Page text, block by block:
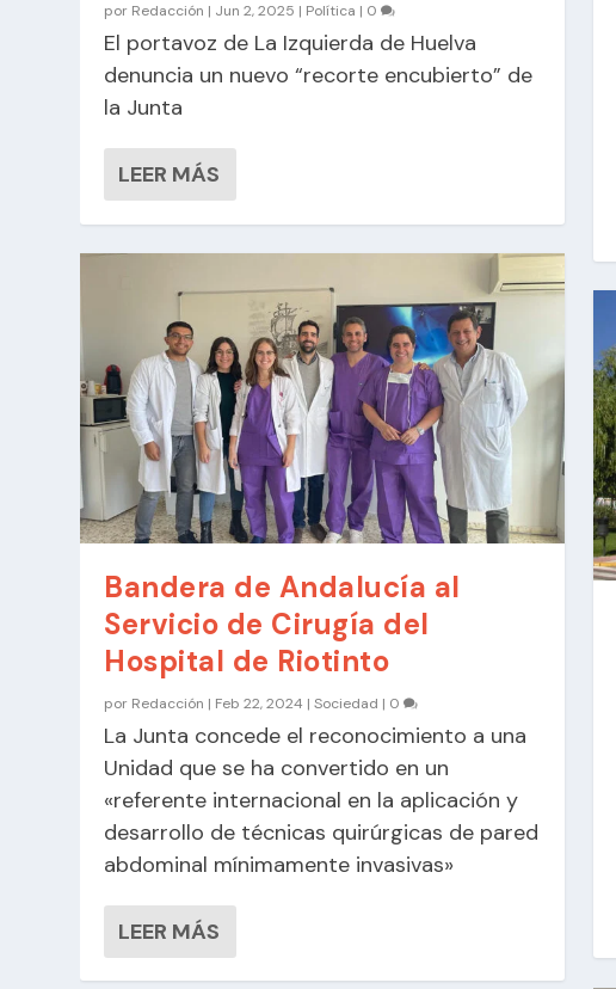
por Redacción | Jun 2, 2025 | Política | 0
El portavoz de La Izquierda de Huelva
denuncia un nuevo “recorte encubierto” de
la Junta
LEER MÁS
Bandera de Andalucía al
Servicio de Cirugía del
Hospital de Riotinto
por Redacción | Feb 22, 2024 |Sociedad | 0
La Junta concede el reconocimiento a una
Unidad que se ha convertido en un
«referente internacional en la aplicación y
desarrollo de técnicas quirúrgicas de pared
abdominal mínimamente invasivas»
LEER MÁS